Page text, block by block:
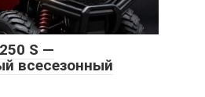
S —
всесезонный